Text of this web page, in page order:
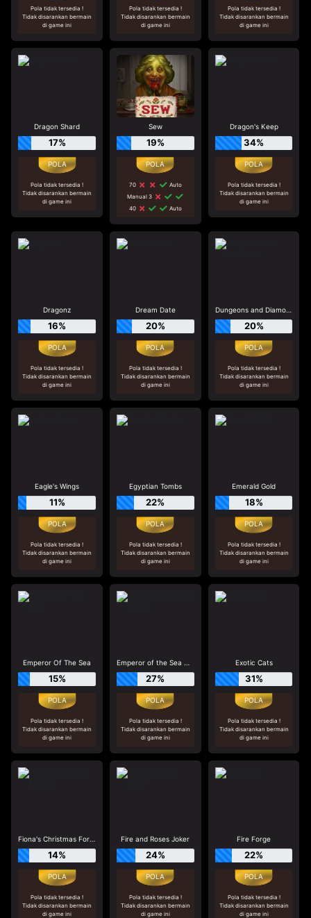
Pola tidak tersedia !
Tidak disarankan bermain
di game ini
Pola tidak tersedia !
Tidak disarankan bermain
di game ini
Pola tidak tersedia !
Tidak disarankan bermain
di game ini
Dragon Shard
17%
Pola tidak tersedia !
Tidak disarankan bermain
di game ini
Sew
19%
70
Auto
Manual 3
40
Auto
Dragon's Keep
34%
Pola tidak tersedia !
Tidak disarankan bermain
di game ini
Dragonz
16%
Pola tidak tersedia !
Tidak disarankan bermain
di game ini
Dream Date
20%
Pola tidak tersedia !
Tidak disarankan bermain
di game ini
Dungeons and Diamonds
20%
Pola tidak tersedia !
Tidak disarankan bermain
di game ini
Eagle's Wings
11%
Pola tidak tersedia !
Tidak disarankan bermain
di game ini
Egyptian Tombs
22%
Pola tidak tersedia !
Tidak disarankan bermain
di game ini
Emerald Gold
18%
Pola tidak tersedia !
Tidak disarankan bermain
di game ini
Emperor Of The Sea
15%
Pola tidak tersedia !
Tidak disarankan bermain
di game ini
Emperor of the Sea Deluxe
27%
Pola tidak tersedia !
Tidak disarankan bermain
di game ini
Exotic Cats
31%
Pola tidak tersedia !
Tidak disarankan bermain
di game ini
Fiona's Christmas Fortune
14%
Pola tidak tersedia !
Tidak disarankan bermain
di game ini
Fire and Roses Joker
24%
Pola tidak tersedia !
Tidak disarankan bermain
di game ini
Fire Forge
22%
Pola tidak tersedia !
Tidak disarankan bermain
di game ini